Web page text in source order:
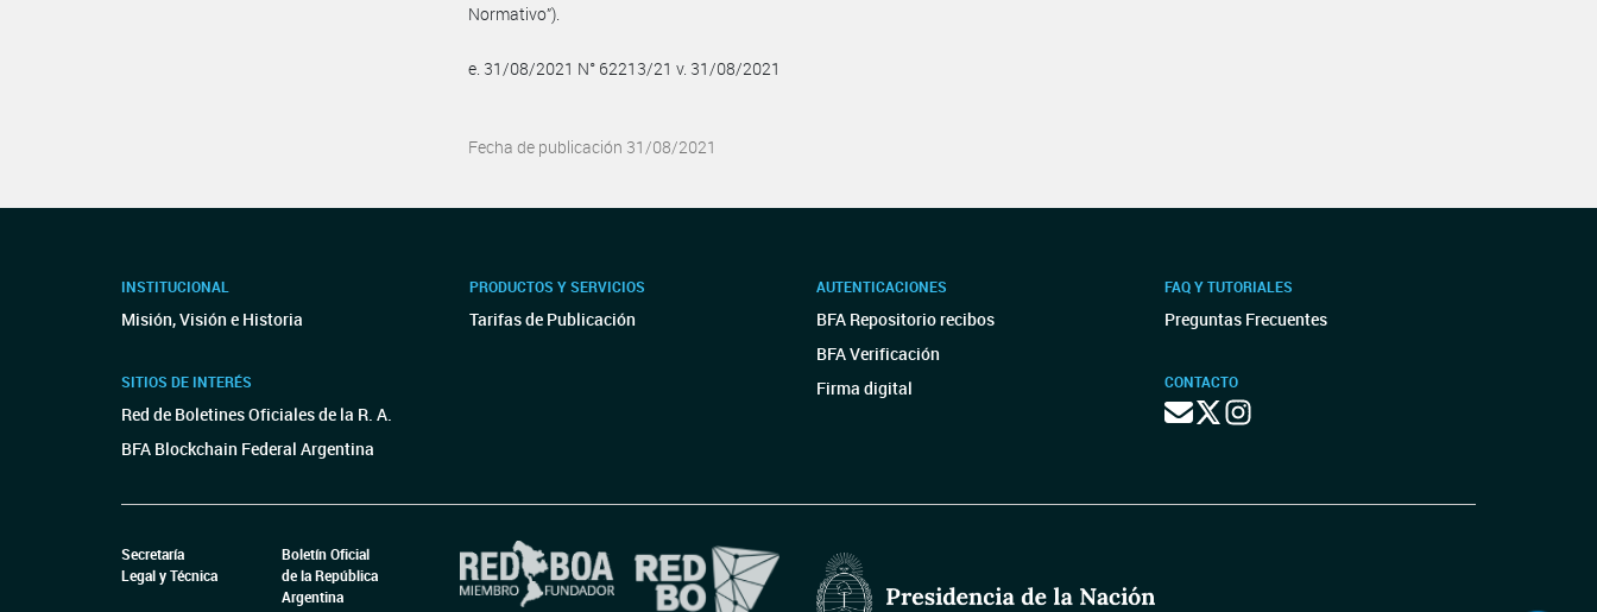
Normativo”).
e. 31/08/2021 N° 62213/21 v. 31/08/2021
Fecha de publicación 31/08/2021
INSTITUCIONAL
Misión, Visión e Historia
SITIOS DE INTERÉS
Red de Boletines Oficiales de la R. A.
BFA Blockchain Federal Argentina
PRODUCTOS Y SERVICIOS
Tarifas de Publicación
AUTENTICACIONES
BFA Repositorio recibos
BFA Verificación
Firma digital
FAQ Y TUTORIALES
Preguntas Frecuentes
CONTACTO
Secretaría
Legal y Técnica
Boletín Oficial
de la República
Argentina